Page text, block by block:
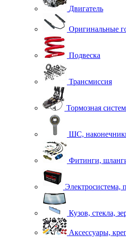
Двигатель
Оригинальные
Подвеска
Трансмиссия
Тормозная
ШС,
Фитинги,
Электросистема,
Кузов, стекла,
Аксессуары,